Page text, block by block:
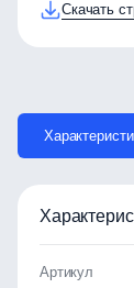
Скачать
Артикул